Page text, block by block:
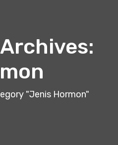
"Jenis Hormon"